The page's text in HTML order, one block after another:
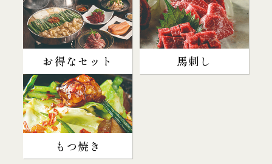
お得なセット 馬刺し
もつ焼き